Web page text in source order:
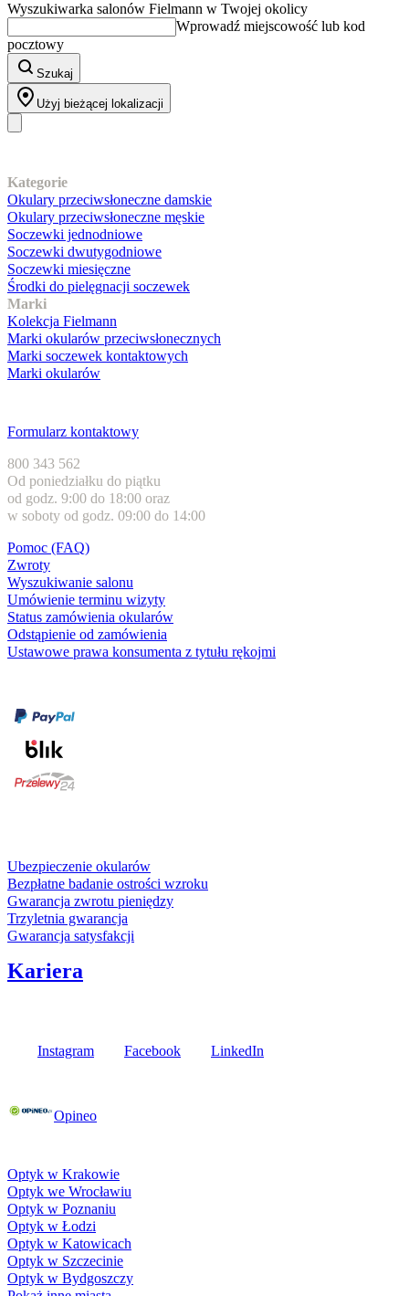
Wyszukiwarka salonów Fielmann w Twojej okolicy
Wprowadź miejscowość lub kod
pocztowy
Szukaj
Użyj bieżącej lokalizacji
Kategorie
Okulary przeciwsłoneczne damskie
Okulary przeciwsłoneczne męskie
Soczewki jednodniowe
Soczewki dwutygodniowe
Soczewki miesięczne
Środki do pielęgnacji soczewek
Marki
Kolekcja Fielmann
Marki okularów przeciwsłonecznych
Marki soczewek kontaktowych
Marki okularów
Formularz kontaktowy
800 343 562
Od poniedziałku do piątku
od godz. 9:00 do 18:00 oraz
w soboty od godz. 09:00 do 14:00
Pomoc (FAQ)
Zwroty
Wyszukiwanie salonu
Umówienie terminu wizyty
Status zamówienia okularów
Odstąpienie od zamówienia
Ustawowe prawa konsumenta z tytułu rękojmi
Ubezpieczenie okularów
Bezpłatne badanie ostrości wzroku
Gwarancja zwrotu pieniędzy
Trzyletnia gwarancja
Gwarancja satysfakcji
Kariera
Instagram Facebook LinkedIn
Opineo
Optyk w Krakowie
Optyk we Wrocławiu
Optyk w Poznaniu
Optyk w Łodzi
Optyk w Katowicach
Optyk w Szczecinie
Optyk w Bydgoszczy